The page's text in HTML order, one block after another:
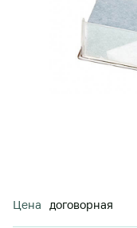
Цена договорная